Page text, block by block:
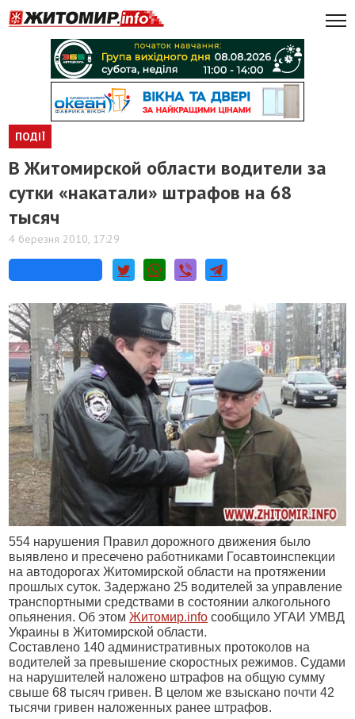
ПОДІЇ
В Житомирской области водители за
сутки «накатали» штрафов на 68
тысяч
4 березня 2010, 17:29
554 нарушения Правил дорожного движения было
выявлено и пресечено работниками Госавтоинспекции
на автодорогах Житомирской области на протяжении
прошлых суток. Задержано 25 водителей за управление
транспортными средствами в состоянии алкогольного
опьянения. Об этомЖитомир.info сообщило УГАИ УМВД
Украины в Житомирской области.
Составлено 140 административных протоколов на
водителей за превышение скоростных режимов. Судами
на нарушителей наложено штрафов на общую сумму
свыше 68 тысяч гривен. В целом же взыскано почти 42
тысячи гривен наложенных ранее штрафов.